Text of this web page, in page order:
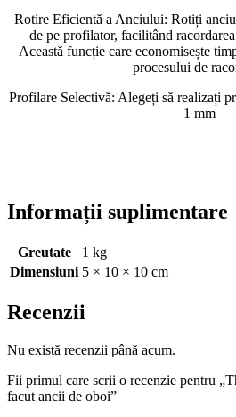
Rotire Eficientă a Anciului: Rotiți
de pe profilator, facilitând
Această funcție care economisește
procesului de
Profilare Selectivă: Alegeți să realizați
1 mm
Informații suplimentare
Greutate
1 kg
Dimensiuni 5 × 10 × 10 cm
Recenzii
Nu există recenzii până acum.
Fii primul care scrii o recenzie pentru
facut ancii de oboi”